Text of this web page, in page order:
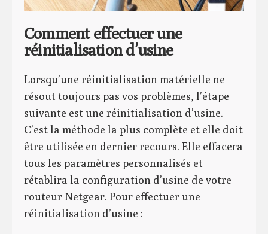
Comment effectuer une
réinitialisation d’usine
Lorsqu’une réinitialisation matérielle ne
résout toujours pas vos problèmes, l’étape
suivante est une réinitialisation d’usine.
C’est la méthode la plus complète et elle doit
être utilisée en dernier recours. Elle effacera
tous les paramètres personnalisés et
rétablira la configuration d’usine de votre
routeur Netgear. Pour effectuer une
réinitialisation d’usine :